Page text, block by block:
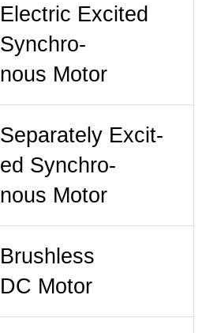
Elec­tric Excit­ed
Syn­chro­
nous Motor
Sep­a­rate­ly Excit­
ed Syn­chro­
nous Motor
Brush­less
DC Motor